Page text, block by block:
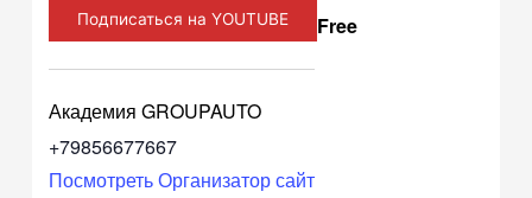
Подписаться на YOUTUBE Free
Академия GROUPAUTO
+79856677667
Посмотреть Организатор сайт